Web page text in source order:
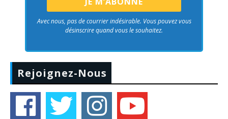
Avec nous, pas de courrier indésirable. Vous pouvez vous
désinscrire quand vous le souhaitez.
Rejoignez-Nous